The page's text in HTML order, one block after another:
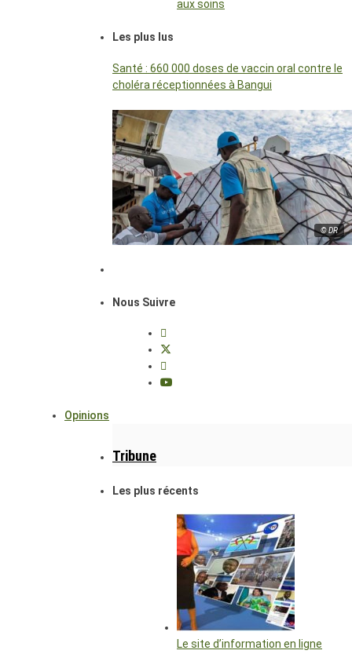
aux soins
Les plus lus
Santé : 660 000 doses de vaccin oral contre le
choléra réceptionnées à Bangui
© DR
Nous Suivre
Opinions
Tribune
Les plus récents
Le site d’information en ligne